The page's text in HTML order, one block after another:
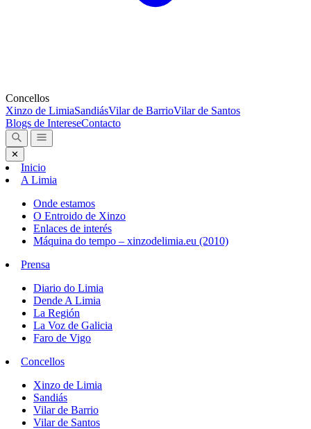
Concellos
Xinzo de LimiaSandiásVilar de BarrioVilar de Santos
Blogs de IntereseContacto
✕
Inicio
A Limia
Onde estamos
O Entroido de Xinzo
Enlaces de interés
Máquina do tempo – xinzodelimia.eu (2010)
Prensa
Diario do Limia
Dende A Limia
La Región
La Voz de Galicia
Faro de Vigo
Concellos
Xinzo de Limia
Sandiás
Vilar de Barrio
Vilar de Santos